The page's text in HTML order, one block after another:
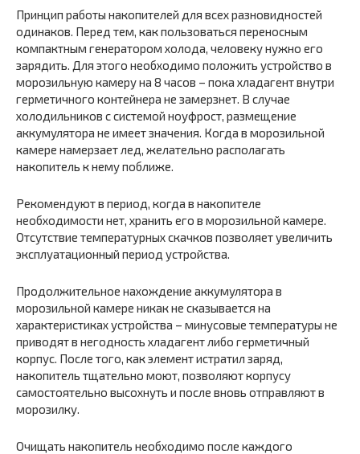
Принцип работы накопителей для всех разновидностей
одинаков. Перед тем, как пользоваться переносным
компактным генератором холода, человеку нужно его
зарядить. Для этого необходимо положить устройство в
морозильную камеру на 8 часов – пока хладагент внутри
герметичного контейнера не замерзнет. В случае
холодильников с системой ноуфрост, размещение
аккумулятора не имеет значения. Когда в морозильной
камере намерзает лед, желательно располагать
накопитель к нему поближе.
Рекомендуют в период, когда в накопителе
необходимости нет, хранить его в морозильной камере.
Отсутствие температурных скачков позволяет увеличить
эксплуатационный период устройства.
Продолжительное нахождение аккумулятора в
морозильной камере никак не сказывается на
характеристиках устройства – минусовые температуры не
приводят в негодность хладагент либо герметичный
корпус. После того, как элемент истратил заряд,
накопитель тщательно моют, позволяют корпусу
самостоятельно высохнуть и после вновь отправляют в
морозилку.
Очищать накопитель необходимо после каждого